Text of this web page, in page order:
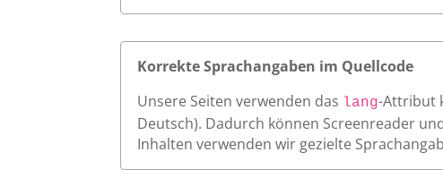
Korrekte Sprachangaben im Quellcode
Unsere Seiten verwenden das lang-Attribut
Deutsch). Dadurch können Screenreader
Inhalten verwenden wir gezielte